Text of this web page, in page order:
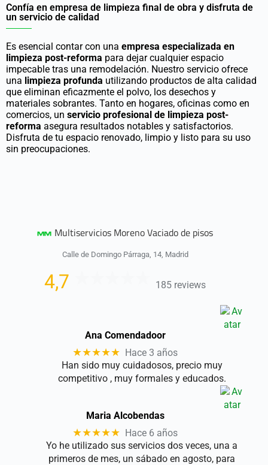
Confía en empresa de limpieza final de obra y disfruta de
un servicio de calidad
Es esencial contar con una empresa especializada en
limpieza post-reforma para dejar cualquier espacio
impecable tras una remodelación. Nuestro servicio ofrece
una limpieza profunda utilizando productos de alta calidad
que eliminan eficazmente el polvo, los desechos y
materiales sobrantes. Tanto en hogares, oficinas como en
comercios, un servicio profesional de limpieza post-
reforma asegura resultados notables y satisfactorios.
Disfruta de tu espacio renovado, limpio y listo para su uso
sin preocupaciones.
Multiservicios Moreno Vaciado de pisos
Calle de Domingo Párraga, 14, Madrid
4,7 185 reviews
Ana Comendadoor
★★★★★ Hace 3 años
Han sido muy cuidadosos, precio muy
competitivo , muy formales y educados.
Maria Alcobendas
★★★★★ Hace 6 años
Yo he utilizado sus servicios dos veces, una a
primeros de mes, un sábado en agosto, para